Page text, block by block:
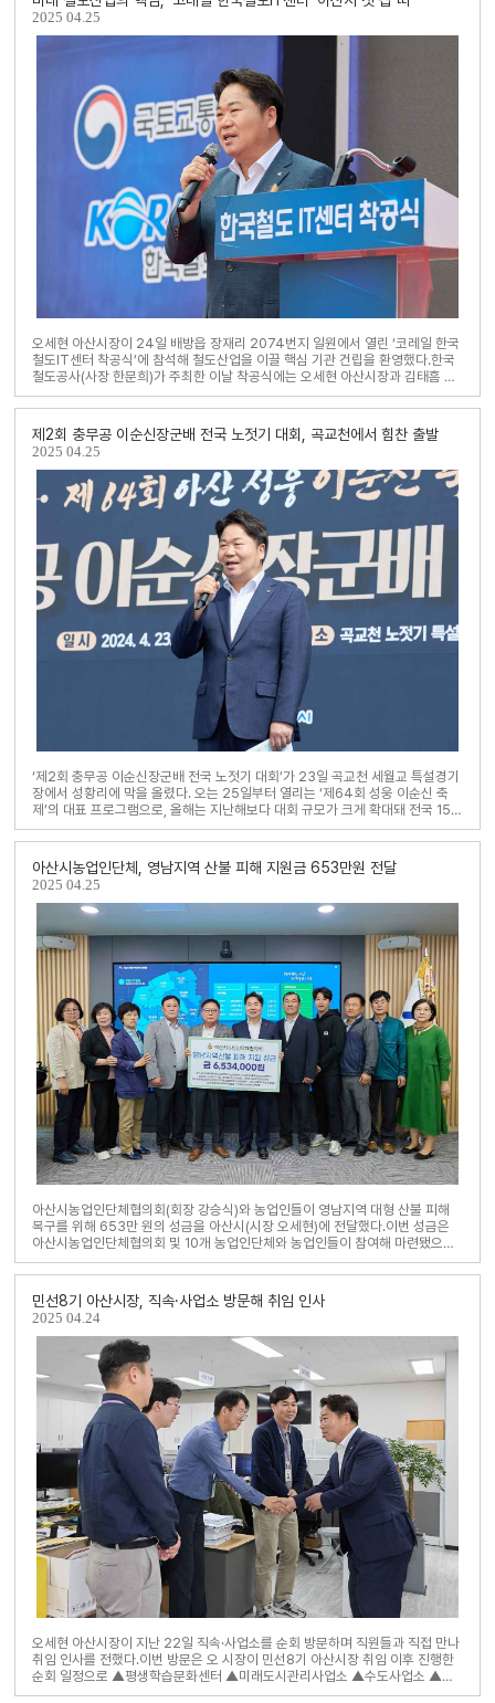
202504.25
오세현 아산시장이 24일 배방읍 장재리 2074번지 일원에서 열린 ‘코레일 한국
철도IT센터 착공식’에 참석해 철도산업을 이끌 핵심 기관 건립을 환영했다.한국
철도공사(사장 한문희)가 주최한 이날 착공식에는 오세현 아산시장과 김태흠 충
청남도지사를 비롯해 유관기관 관계자 등..
제2회 충무공 이순신장군배 전국 노젓기 대회, 곡교천에서 힘찬 출발
202504.25
‘제2회 충무공 이순신장군배 전국 노젓기 대회’가 23일 곡교천 세월교 특설경기
장에서 성황리에 막을 올렸다. 오는 25일부터 열리는 ‘제64회 성웅 이순신 축
제’의 대표 프로그램으로, 올해는 지난해보다 대회 규모가 크게 확대돼 전국 154
팀, 관외 참가팀만 41팀이 참..
아산시농업인단체, 영남지역 산불 피해 지원금 653만원 전달
202504.25
아산시농업인단체협의회(회장 강승식)와 농업인들이 영남지역 대형 산불 피해
복구를 위해 653만 원의 성금을 아산시(시장 오세현)에 전달했다.이번 성금은
아산시농업인단체협의회 및 10개 농업인단체와 농업인들이 참여해 마련됐으며,
산불 피해를 입은 이재민들의 빠른 일상 회..
민선8기 아산시장, 직속·사업소 방문해 취임 인사
202504.24
오세현 아산시장이 지난 22일 직속·사업소를 순회 방문하며 직원들과 직접 만나
취임 인사를 전했다.이번 방문은 오 시장이 민선8기 아산시장 취임 이후 진행한
순회 일정으로 ▲평생학습문화센터 ▲미래도시관리사업소 ▲수도사업소 ▲보
건소를 찾아 현장을 살피고 직원들을 격려했다..